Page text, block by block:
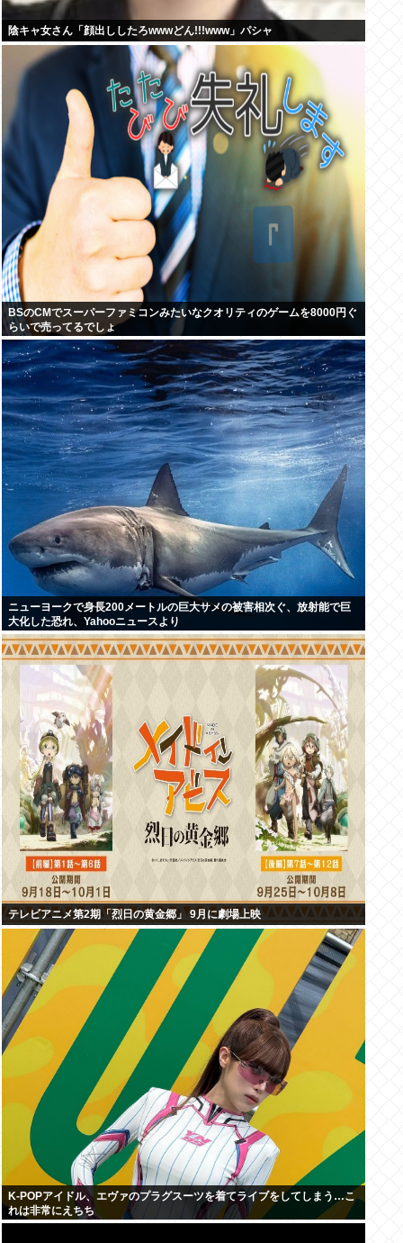
陰キャ女さん「顔出ししたろwwwどん!!!www」パシャ
BSのCMでスーパーファミコンみたいなクオリティのゲームを8000円ぐ
らいで売ってるでしょ
ニューヨークで身長200メートルの巨大サメの被害相次ぐ、放射能で巨
大化した恐れ、Yahooニュースより
テレビアニメ第2期「烈日の黄金郷」 9月に劇場上映
K-POPアイドル、エヴァのプラグスーツを着てライブをしてしまう…こ
れは非常にえちち